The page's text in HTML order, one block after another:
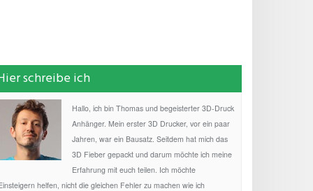
schreibe ich
Hallo, ich bin Thomas und begeisterter 3D-Druck
Anhänger. Mein erster 3D Drucker, vor ein paar
Jahren, war ein Bausatz. Seitdem hat mich das
3D Fieber gepackt und darum möchte ich meine
Erfahrung mit euch teilen. Ich möchte
helfen, nicht die gleichen Fehler zu machen wie ich